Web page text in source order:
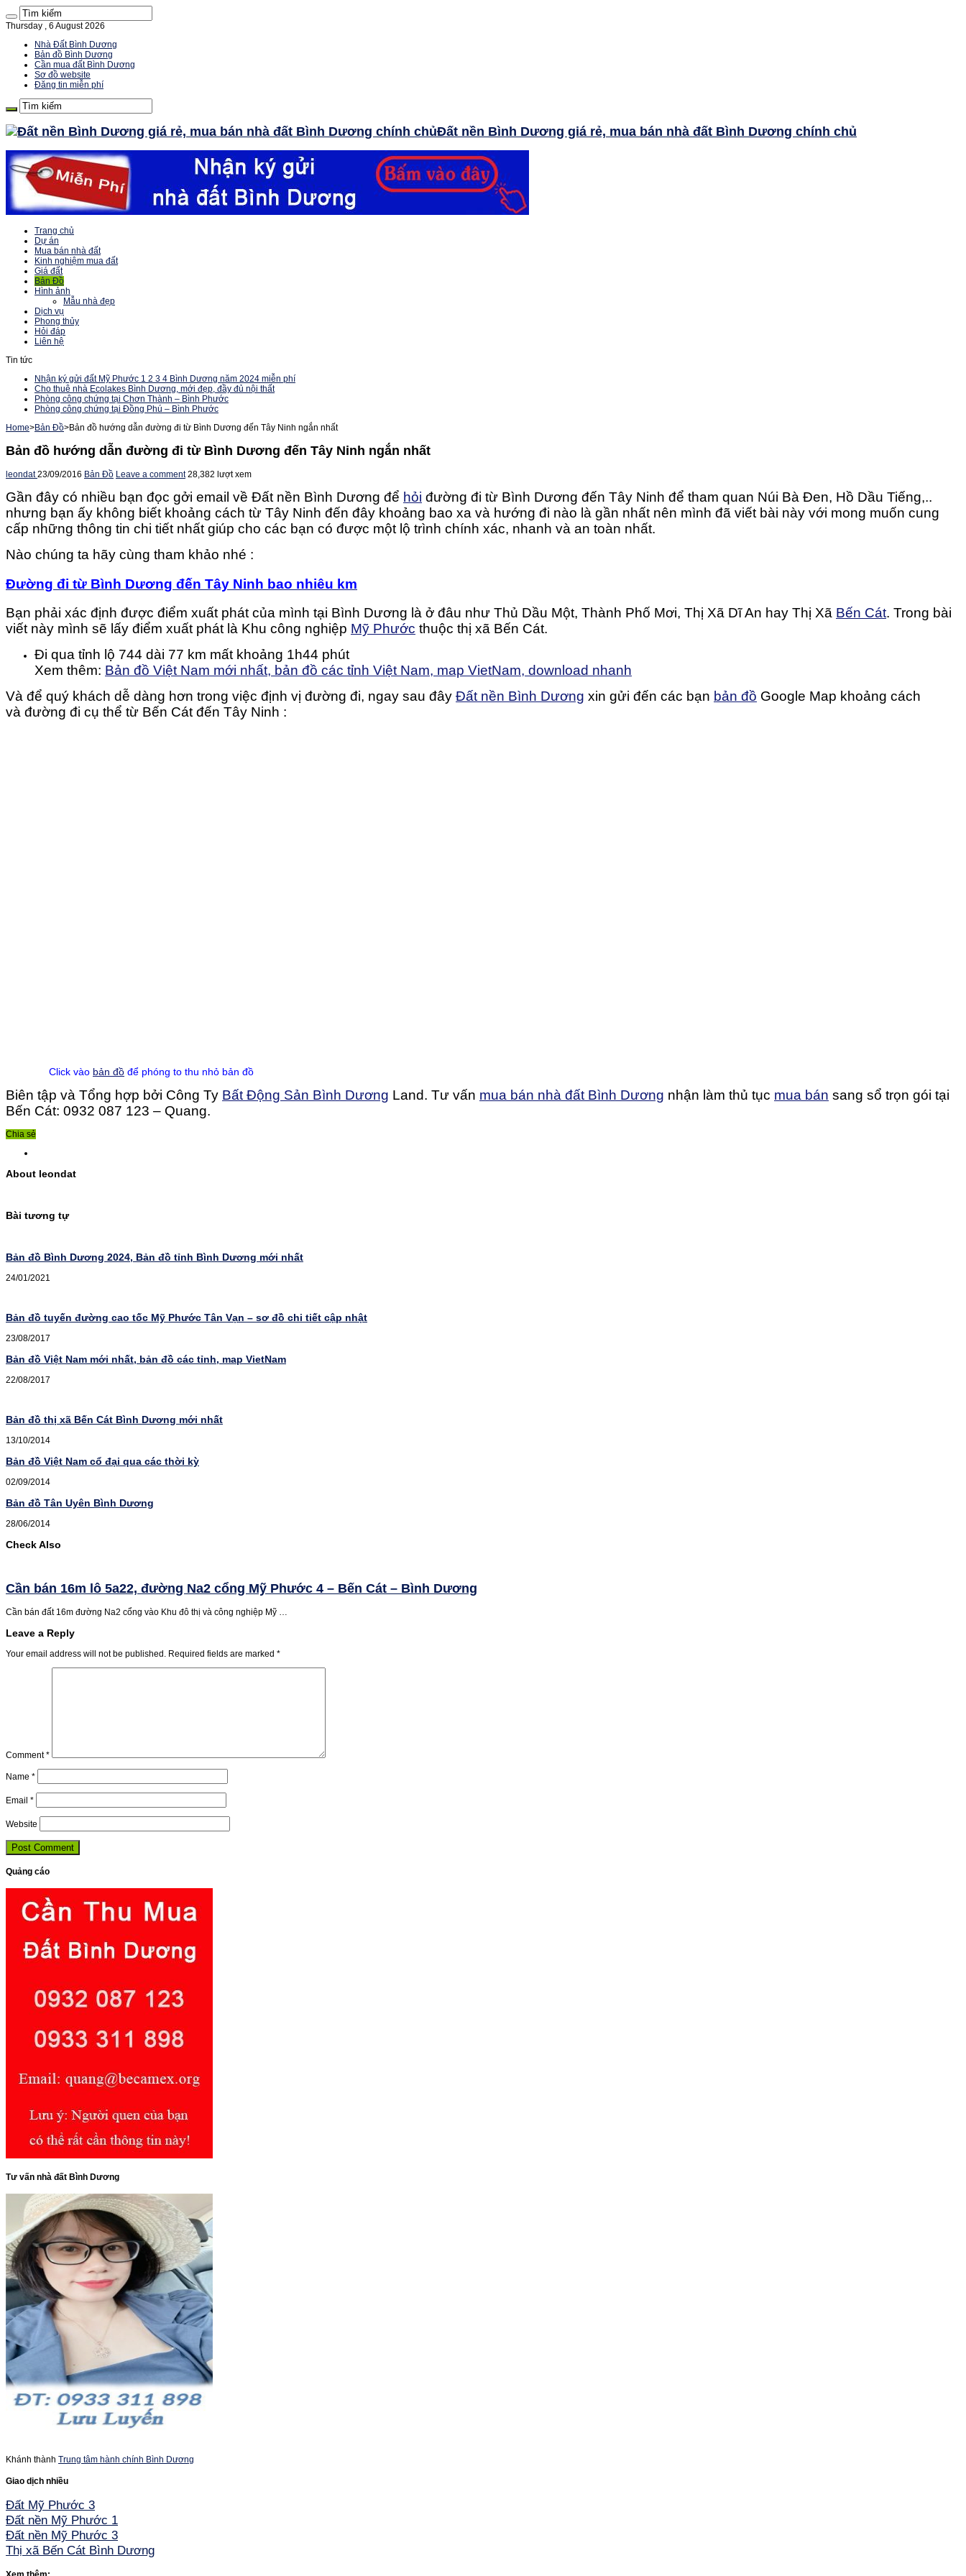
Thursday , 6 August 2026
Nhà Đất Bình Dương
Bản đồ Bình Dương
Cần mua đất Bình Dương
Sơ đồ website
Đăng tin miễn phí
Đất nền Bình Dương giá rẻ, mua bán nhà đất Bình Dương chính chủ
Trang chủ
Dự án
Mua bán nhà đất
Kinh nghiệm mua đất
Giá đất
Bản Đồ
Hình ảnh
Mẫu nhà đẹp
Dịch vụ
Phong thủy
Hỏi đáp
Liên hệ
Tin tức
Nhận ký gửi đất Mỹ Phước 1 2 3 4 Bình Dương năm 2024 miễn phí
Cho thuê nhà Ecolakes Bình Dương, mới đẹp, đầy đủ nội thất
Phòng công chứng tại Chơn Thành – Bình Phước
Phòng công chứng tại Đồng Phú – Bình Phước
Home>Bản Đồ>Bản đồ hướng dẫn đường đi từ Bình Dương đến Tây Ninh ngắn nhất
Bản đồ hướng dẫn đường đi từ Bình Dương đến Tây Ninh ngắn nhất
leondat23/09/2016 Bản Đồ Leave a comment 28,382 lượt xem
Gần đây có nhiều bạn đọc gởi email về Đất nền Bình Dương để hỏi đường đi từ Bình Dương đến Tây Ninh để tham quan Núi Bà Đen, Hồ Dầu Tiếng,..
nhưng bạn ấy không biết khoảng cách từ Tây Ninh đến đây khoảng bao xa và hướng đi nào là gần nhất nên mình đã viết bài này với mong muốn cung
cấp những thông tin chi tiết nhất giúp cho các bạn có được một lộ trình chính xác, nhanh và an toàn nhất.
Nào chúng ta hãy cùng tham khảo nhé :
Đường đi từ Bình Dương đến Tây Ninh bao nhiêu km
Bạn phải xác định được điểm xuất phát của mình tại Bình Dương là ở đâu như Thủ Dầu Một, Thành Phố Mơi, Thị Xã Dĩ An hay Thị Xã Bến Cát. Trong bài
viết này mình sẽ lấy điểm xuất phát là Khu công nghiệp Mỹ Phước thuộc thị xã Bến Cát.
Đi qua tỉnh lộ 744 dài 77 km mất khoảng 1h44 phút
Xem thêm: Bản đồ Việt Nam mới nhất, bản đồ các tỉnh Việt Nam, map VietNam, download nhanh
Và để quý khách dễ dàng hơn trong việc định vị đường đi, ngay sau đây Đất nền Bình Dương xin gửi đến các bạn bản đồ Google Map khoảng cách
và đường đi cụ thể từ Bến Cát đến Tây Ninh :
Click vào bản đồ để phóng to thu nhỏ bản đồ
Biên tập và Tổng hợp bởi Công Ty Bất Động Sản Bình Dương Land. Tư vấn mua bán nhà đất Bình Dương nhận làm thủ tục mua bán sang sổ trọn gói tại
Bến Cát: 0932 087 123 – Quang.
Chia sẻ
About leondat
Bài tương tự
Bản đồ Bình Dương 2024, Bản đồ tỉnh Bình Dương mới nhất
24/01/2021
Bản đồ tuyến đường cao tốc Mỹ Phước Tân Vạn – sơ đồ chi tiết cập nhật
23/08/2017
Bản đồ Việt Nam mới nhất, bản đồ các tỉnh, map VietNam
22/08/2017
Bản đồ thị xã Bến Cát Bình Dương mới nhất
13/10/2014
Bản đồ Việt Nam cổ đại qua các thời kỳ
02/09/2014
Bản đồ Tân Uyên Bình Dương
28/06/2014
Check Also
Cần bán 16m lô 5a22, đường Na2 cổng Mỹ Phước 4 – Bến Cát – Bình Dương
Cần bán đất 16m đường Na2 cổng vào Khu đô thị và công nghiệp Mỹ …
Leave a Reply
Your email address will not be published. Required fields are marked *
Comment*
Name *
Email *
Website
Quảng cáo
Tư vấn nhà đất Bình Dương
Khánh thành Trung tâm hành chính Bình Dương
Giao dịch nhiều
Đất Mỹ Phước 3
Đất nền Mỹ Phước 1
Đất nền Mỹ Phước 3
Thị xã Bến Cát Bình Dương